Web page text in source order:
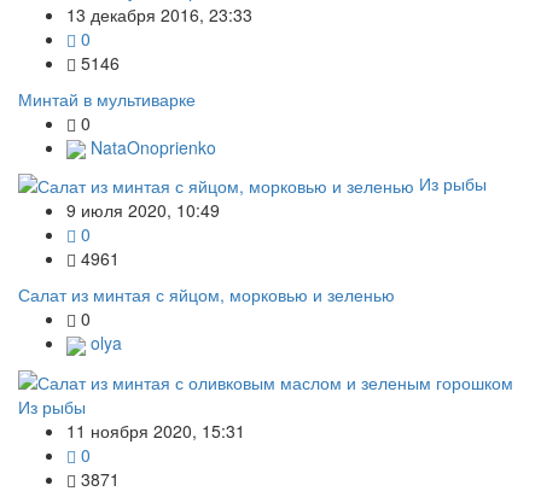
13 декабря 2016, 23:33
0
5146
Минтай в мультиварке
0
NataOnoprienko
Из рыбы
9 июля 2020, 10:49
0
4961
Салат из минтая с яйцом, морковью и зеленью
0
olya
Из рыбы
11 ноября 2020, 15:31
0
3871